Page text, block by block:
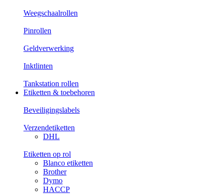
Weegschaalrollen
Pinrollen
Geldverwerking
Inktlinten
Tankstation rollen
Etiketten & toebehoren
Beveiligingslabels
Verzendetiketten
DHL
Etiketten op rol
Blanco etiketten
Brother
Dymo
HACCP